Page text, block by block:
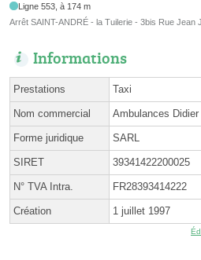
Ligne 553, à 174 m
Arrêt SAINT-ANDRÉ - la Tuilerie - 3bis Rue Jean
Informations
Prestations Taxi
Nom commercial Ambulances Didier
Forme juridique SARL
SIRET 39341422200025
N° TVA Intra. FR28393414222
Création 1 juillet 1997